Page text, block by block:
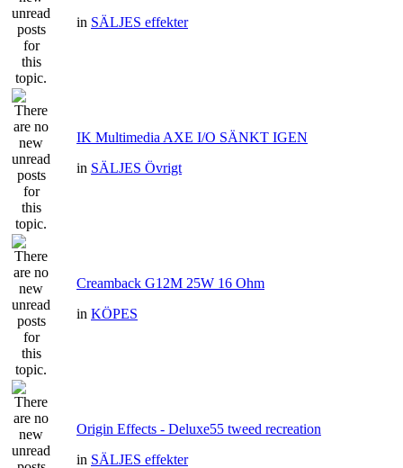
in SÄLJES effekter
IK Multimedia AXE I/O SÄNKT IGEN
in SÄLJES Övrigt
Creamback G12M 25W 16 Ohm
in KÖPES
Origin Effects - Deluxe55 tweed recreation
in SÄLJES effekter